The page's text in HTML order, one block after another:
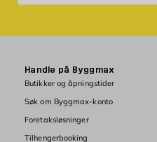
Handle på Byggmax
Butikker og åpningstider
Søk om Byggmax-konto
Foretaksløsninger
Tilhengerbooking